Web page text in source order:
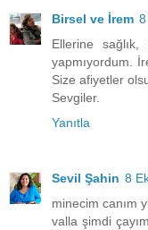
Birsel ve İrem
Ellerine
yapmıyordum.
Size afiyetler
Sevgiler.
Yanıtla
Sevil Şahin 8
minecim canım
valla şimdi